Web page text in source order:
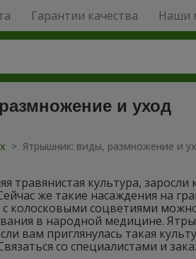
Гарантии качества Наши
и уход
> Ятрышник: виды, размножение и
травянистая культура,
же такие насаждения на
с колосковыми соцветиями
в народной медицине.
вам приглянулась такая
со специалистами и